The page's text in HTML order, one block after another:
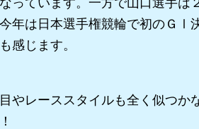
っています。一方で山口選手
年は日本選手権競輪で初のＧⅠ
感じます。
やレーススタイルも全く似つか